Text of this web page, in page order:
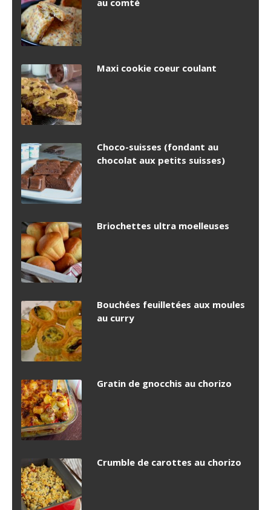
Maxi cookie coeur coulant
Choco-suisses (fondant au
chocolat aux petits suisses)
Briochettes ultra moelleuses
Bouchées feuilletées aux moules
au curry
Gratin de gnocchis au chorizo
Crumble de carottes au chorizo